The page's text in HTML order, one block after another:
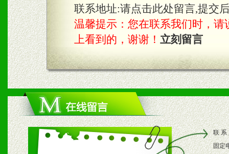
3、根据地方实际情况提供
具。
四、市场操作及支持
1、根据区域市场协助制定
2、根据具体情况公司给予
3、根据市场需要，派驻区
联系地址:请点击此处留言,提交
温馨提示：您在联系我们时，请
上看到的，谢谢！ 立刻留言
联 系
固定